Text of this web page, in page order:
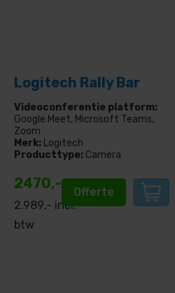
Logitech Rally Bar
Videoconferentie platform:
Google Meet, Microsoft Teams,
Zoom
Merk: Logitech
Producttype: Camera
2470,-
2.989,- incl.
btw
Offerte